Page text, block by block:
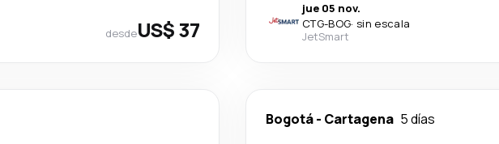
desdeUS$ 37
jue 05 nov.
CTG-BOG· sin escala
JetSmart
Bogotá- Cartagena 5 días